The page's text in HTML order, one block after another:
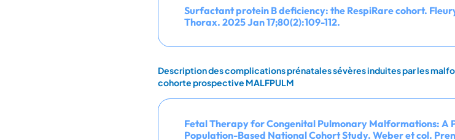
Surfactant protein B deficiency: the RespiRare cohort.
Thorax. 2025 Jan 17;80(2):109-112.
Description des complications prénatales sévères induites par les
cohorte prospective MALFPULM
Fetal Therapy for Congenital Pulmonary Malformations: A
Population-Based National Cohort Study. Weber et col.